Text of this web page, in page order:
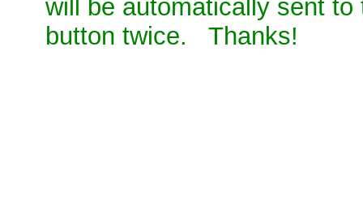
will be automatically sent
button twice. Thanks!